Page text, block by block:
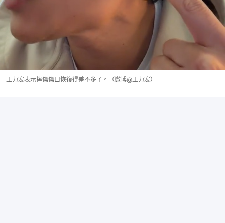
王力宏表示摔傷傷口恢復得差不多了。（微博@王力宏）